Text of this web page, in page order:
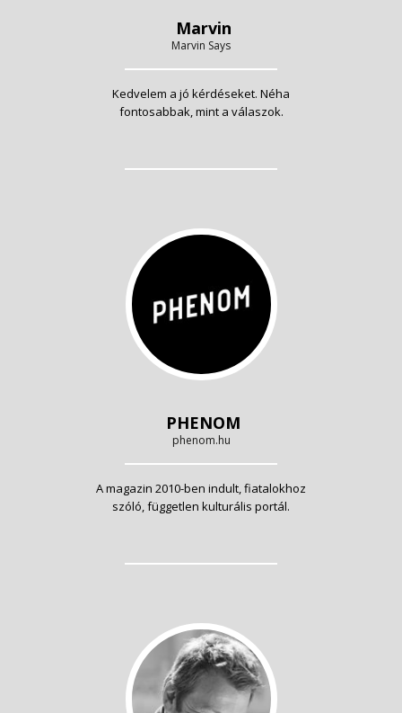
Marvin
Marvin Says
Kedvelem a jó kérdéseket. Néha
fontosabbak, mint a válaszok.
PHENOM
phenom.hu
A magazin 2010-ben indult, fiatalokhoz
szóló, független kulturális portál.